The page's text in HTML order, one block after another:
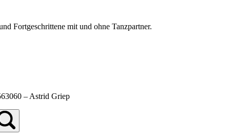
Fortgeschrittene mit und ohne Tanzpartner.
– Astrid Griep